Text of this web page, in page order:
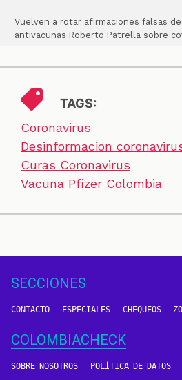
Vuelven a rotar afirmaciones falsas
antivacunas Roberto Patrella sobre
TAGS:
Coronavirus
Desinformacion
Curas Coronavirus
Vacuna Pfizer Colombia
SECCIONES
CONTACTO ESPECIALES CHEQUEOS
COLOMBIACHECK
SOBRE NOSOTROS POLÍTICA DE DATOS